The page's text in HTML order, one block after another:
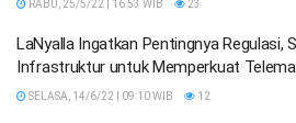
RABU, 25/5/22 | 16:53 WIB 23
LaNyalla Ingatkan Pentingnya Regulasi,
Infrastruktur untuk Memperkuat
SELASA, 14/6/22 | 09:10 WIB 12